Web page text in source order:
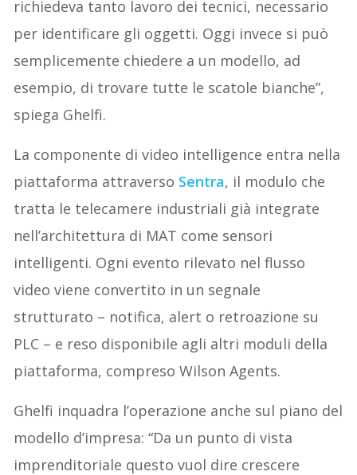
richiedeva tanto lavoro dei tecnici, necessario
per identificare gli oggetti. Oggi invece si può
semplicemente chiedere a un modello, ad
esempio, di trovare tutte le scatole bianche”,
spiega Ghelfi.
La componente di video intelligence entra nella
piattaforma attraverso Sentra, il modulo che
tratta le telecamere industriali già integrate
nell’architettura di MAT come sensori
intelligenti. Ogni evento rilevato nel flusso
video viene convertito in un segnale
strutturato – notifica, alert o retroazione su
PLC – e reso disponibile agli altri moduli della
piattaforma, compreso Wilson Agents.
Ghelfi inquadra l’operazione anche sul piano del
modello d’impresa: “Da un punto di vista
imprenditoriale questo vuol dire crescere